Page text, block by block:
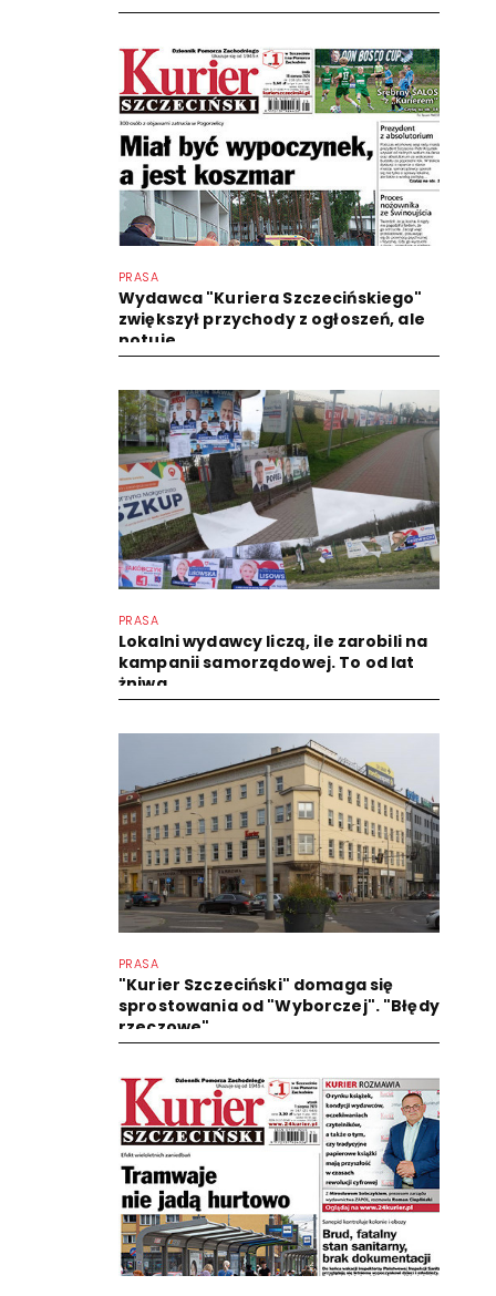
PRASA
Wydawca "Kuriera Szczecińskiego"
zwiększył przychody z ogłoszeń, ale
notuje...
PRASA
Lokalni wydawcy liczą, ile zarobili na
kampanii samorządowej. To od lat
żniwa
PRASA
"Kurier Szczeciński" domaga się
sprostowania od "Wyborczej". "Błędy
rzeczowe"